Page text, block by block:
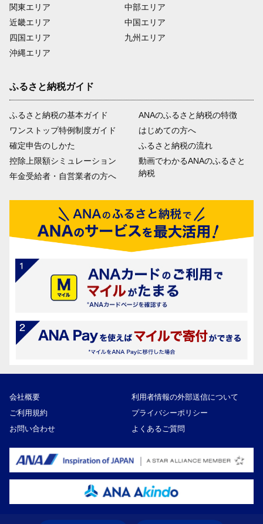
関東エリア
近畿エリア
四国エリア
沖縄エリア
中部エリア
中国エリア
九州エリア
ふるさと納税ガイド
ふるさと納税の基本ガイド
ワンストップ特例制度ガイド
確定申告のしかた
控除上限額シミュレーション
年金受給者・自営業者の方へ
ANAのふるさと納税の特徴
はじめての方へ
ふるさと納税の流れ
動画でわかるANAのふるさと
納税
会社概要
利用者情報の外部送信について
ご利用規約
プライバシーポリシー
お問い合わせ
よくあるご質問